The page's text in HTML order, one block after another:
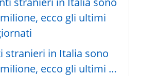
stranieri in Italia sono
ecco gli ultimi …